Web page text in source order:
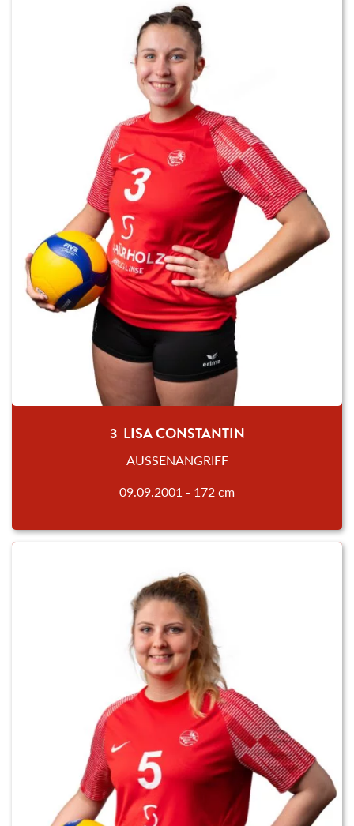
3 LISA CONSTANTIN
AUSSENANGRIFF
09.09.2001 - 172 cm